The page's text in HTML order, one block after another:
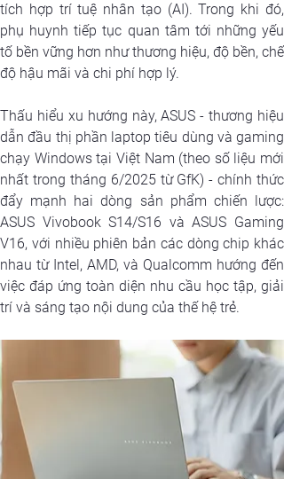
tích hợp trí tuệ nhân tạo (AI). Trong khi đó,
phụ huynh tiếp tục quan tâm tới những yếu
tố bền vững hơn như thương hiệu, độ bền, chế
độ hậu mãi và chi phí hợp lý.
Thấu hiểu xu hướng này, ASUS - thương hiệu
dẫn đầu thị phần laptop tiêu dùng và gaming
chạy Windows tại Việt Nam (theo số liệu mới
nhất trong tháng 6/2025 từ GfK) - chính thức
đẩy mạnh hai dòng sản phẩm chiến lược:
ASUS Vivobook S14/S16 và ASUS Gaming
V16, với nhiều phiên bản các dòng chip khác
nhau từ Intel, AMD, và Qualcomm hướng đến
việc đáp ứng toàn diện nhu cầu học tập, giải
trí và sáng tạo nội dung của thế hệ trẻ.